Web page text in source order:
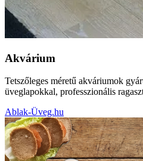
Akvárium
Tetszőleges méretű akváriumok
üveglapokkal, professzionális
Ablak-Üveg.hu